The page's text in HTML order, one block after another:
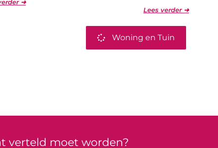
➜
Lees verder ➜
Woning en Tuin
verteld moet worden?